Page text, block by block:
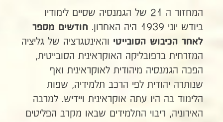
המחזור ה 21 של הגמנסיה שסיים לימודיו
ביודש יוני 1939 היה האחרון.
חודשים מספר
לאחר הכיבוש הסובייטי והאינטגרציה של גליציה
המזרחית ברפובליקה האוקראינית הסובייטית,
הפכה הגמנסיה מיהודית לאוקראינית ואף
שנותרה יהודית לפי הרכב תלמידיה, שפות
הלימוד בה היו עתה אוקראינית ויידיש. למרבה
האירוניה, ריבוי התלמידים שבאו מקרב הפליטים